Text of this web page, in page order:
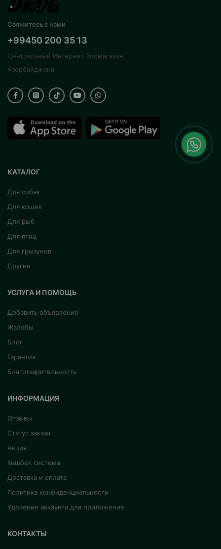
Свяжитесь с нами
+99450 200 35 13
Центральный Интернет Зоомагазин
Азербайджана
КАТАЛОГ
Для собак
Для кошек
Для рыб
Для птиц
Для грызунов
Другие
УСЛУГА И ПОМОЩЬ
Добавить объявление
Жалобы
Блог
Гарантия
Благотварительность
ИНФОРМАЦИЯ
Отзывы
Статус заказа
Акция
Кешбек система
Доставка и оплата
Политика конфиденциальности
Удаление аккаунта для приложение
КОНТАКТЫ